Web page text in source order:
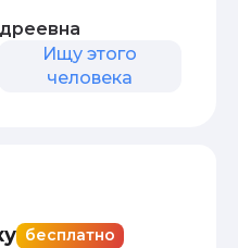
Андреевна
Ищу этого
человека
бесплатно